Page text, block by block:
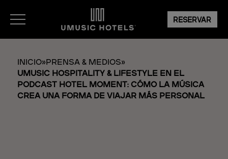
RESERVAR
INICIO»PRENSA & MEDIOS»
UMUSIC HOSPITALITY & LIFESTYLE EN EL
PODCAST HOTEL MOMENT: CÓMO LA MÚSICA
CREA UNA FORMA DE VIAJAR MÁS PERSONAL